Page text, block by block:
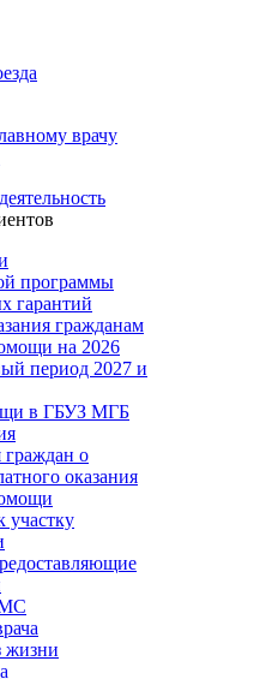
врачу
программы
гарантий
гражданам
на 2026
период 2027 и
в ГБУЗ МГБ
о
оказания
участку
жизни